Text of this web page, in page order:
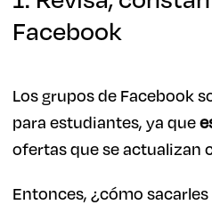
Facebook
Los grupos de Facebook
para estudiantes, ya que
ofertas que se actualizan
Entonces, ¿cómo